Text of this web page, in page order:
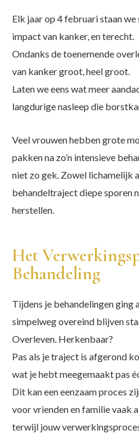
Elk jaar op 4 februari staan
impact van kanker, en terecht.
Ondanks de toenemende
van kanker groot, heel groot.
Laten we eens wat meer
langdurige nasleep die
Veel vrouwen hebben grote
pakken na zo’n intensieve
niet zo gek. Zowel lichamelijk
behandeltraject diepe sporen
herstellen.
Het
Behandeling
Tijdens je behandelingen ging
simpelweg overeind blijven
Overleven. Herkenbaar?
Pas als je traject is afgerond
wat je hebt meegemaakt pas
Dit kan een eenzaam proces
voor vrienden en familie vaak
terwijl jouw